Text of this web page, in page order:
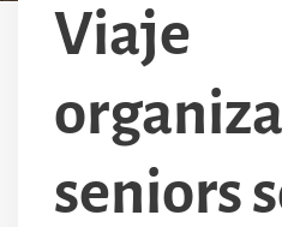
Viaje
seniors